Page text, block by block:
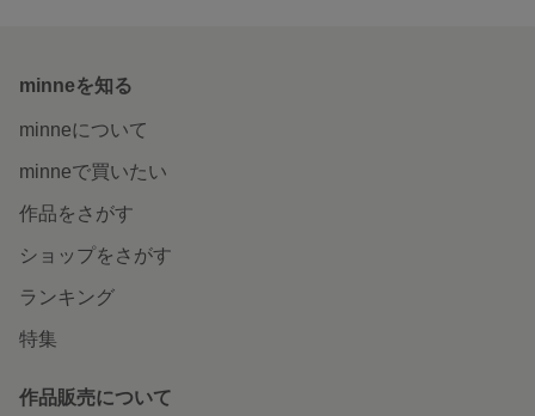
minneを知る
minneについて
minneで買いたい
作品をさがす
ショップをさがす
ランキング
特集
作品販売について